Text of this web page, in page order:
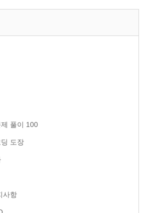
풀이 100
도장
사항